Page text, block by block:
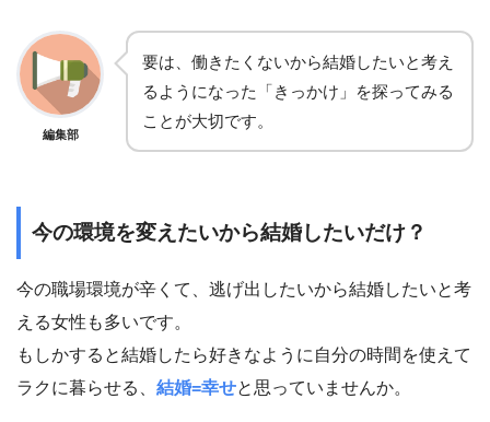
編集部
要は、働きたくないから結婚したいと考え
るようになった「きっかけ」を探ってみる
ことが大切です。
今の環境を変えたいから結婚したいだけ？
今の職場環境が辛くて、逃げ出したいから結婚したいと考
える女性も多いです。
もしかすると結婚したら好きなように自分の時間を使えて
ラクに暮らせる、 結婚=幸せと思っていませんか。